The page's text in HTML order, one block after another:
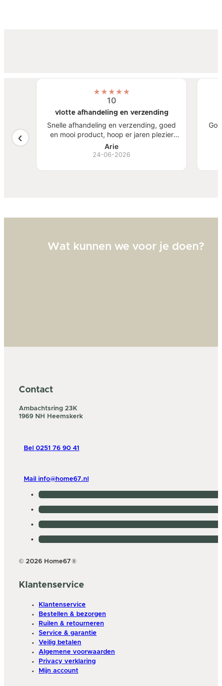
mooi
★★★★★
10
vlotte afhandeling en verzending
Snelle afhandeling en verzending, goed
en mooi product, hoop er jaren plezier
van te hebben.
Arie
24-06-2026
Wat kunnen we voor je doen?
Contact
Ambachtsring 23K
1969 NH Heemskerk
Bel 0251 76 90 41
Mail info@home67.nl
© 2026 Home67 ®
Klantenservice
Klantenservice
Bestellen & bezorgen
Ruilen & retourneren
Service & garantie
Veilig betalen
Algemene voorwaarden
Privacy verklaring
Mijn account